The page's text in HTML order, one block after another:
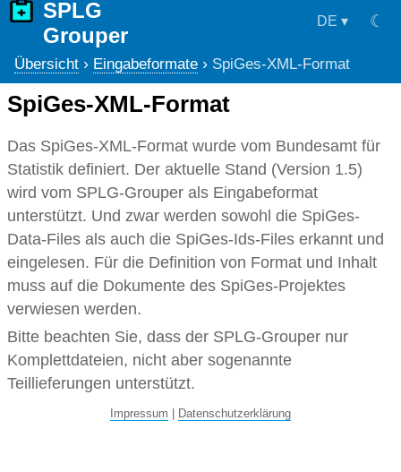
SPLG
Grouper
DE ▾ ☾
Übersicht › Eingabeformate › SpiGes-XML-Format
SpiGes-XML-Format
Das SpiGes-XML-Format wurde vom Bundesamt für
Statistik definiert. Der aktuelle Stand (Version 1.5)
wird vom SPLG-Grouper als Eingabeformat
unterstützt. Und zwar werden sowohl die SpiGes-
Data-Files als auch die SpiGes-Ids-Files erkannt und
eingelesen. Für die Definition von Format und Inhalt
muss auf die Dokumente des SpiGes-Projektes
verwiesen werden.
Bitte beachten Sie, dass der SPLG-Grouper nur
Komplettdateien, nicht aber sogenannte
Teillieferungen unterstützt.
Impressum Datenschutzerklärung